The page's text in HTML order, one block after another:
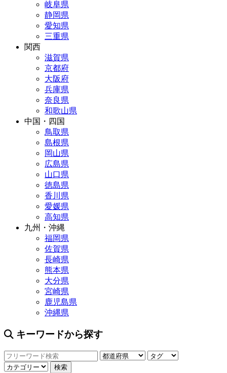
岐阜県
静岡県
愛知県
三重県
関西
滋賀県
京都府
大阪府
兵庫県
奈良県
和歌山県
中国・四国
鳥取県
島根県
岡山県
広島県
山口県
徳島県
香川県
愛媛県
高知県
九州・沖縄
福岡県
佐賀県
長崎県
熊本県
大分県
宮崎県
鹿児島県
沖縄県
キーワードから探す